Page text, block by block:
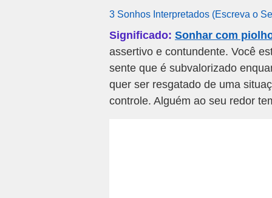
3 Sonhos Interpretados (Escreva o
Significado: Sonhar com
assertivo e contundente. Você
sente que é subvalorizado
quer ser resgatado de uma
controle. Alguém ao seu redor